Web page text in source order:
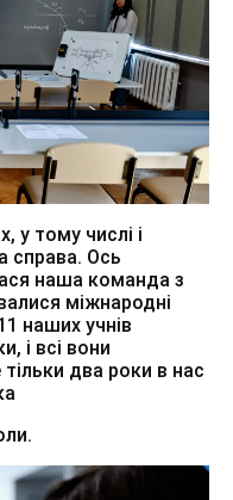
у тому числі і
справа. Ось
наша команда з
міжнародні
наших учнів
і всі вони
два роки в нас